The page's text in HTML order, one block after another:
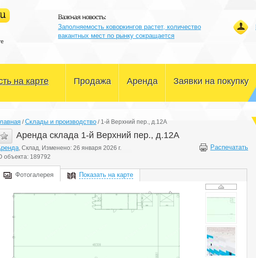
Заполняемость коворкингов растет, количество
вакантных мест по рынку сокращается
на карте Продажа
Склады и производство
Магазины и сфера услуг
Здания и участки
Другое
Аренда
Склады и производство
Магазины и сфера услуг
Здания и участки
Другое
Заявки на покупку
/Склады и производство / 1-й Верхний пер., д.12А
Аренда склада 1-й Верхний пер., д.12А
, Склад, Изменено: 26 января 2026 г. Распечатать
объекта: 189792
Фотогалерея Показать на карте